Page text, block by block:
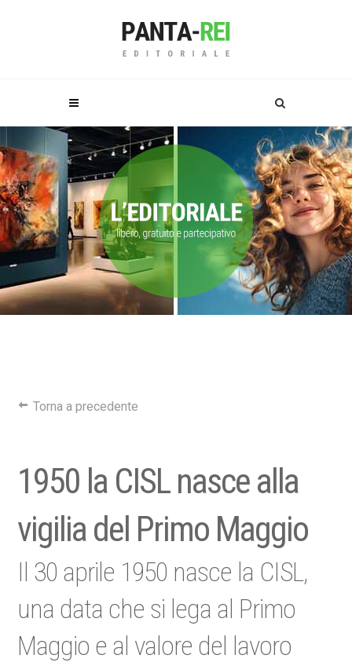
Torna a precedente
1950 la CISL nasce alla
vigilia del Primo Maggio
Il 30 aprile 1950 nasce la CISL,
una data che si lega al Primo
Maggio e al valore del lavoro